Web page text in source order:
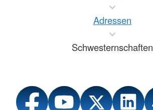
Adressen
Schwesternschaften